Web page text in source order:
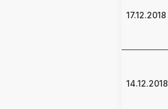
17.12.2018
14.12.2018